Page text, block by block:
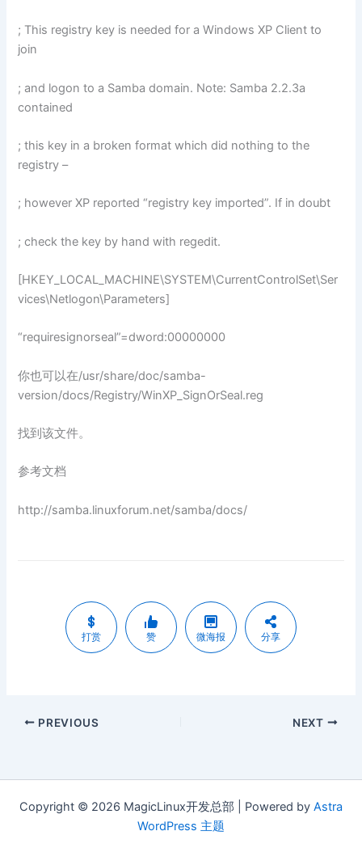
; This registry key is needed for a Windows XP Client to
join
; and logon to a Samba domain. Note: Samba 2.2.3a
contained
; this key in a broken format which did nothing to the
registry –
; however XP reported “registry key imported”. If in doubt
; check the key by hand with regedit.
[HKEY_LOCAL_MACHINE\SYSTEM\CurrentControlSet\Ser
vices\Netlogon\Parameters]
“requiresignorseal”=dword:00000000
你也可以在/usr/share/doc/samba-
version/docs/Registry/WinXP_SignOrSeal.reg
找到该文件。
参考文档
http://samba.linuxforum.net/samba/docs/
打赏 赞 微海报 分享
PREVIOUS NEXT
Copyright © 2026 MagicLinux开发总部 | Powered by Astra
WordPress 主题